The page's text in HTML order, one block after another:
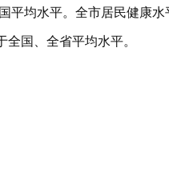
平均水平。全市居民健康
国、全省平均水平。